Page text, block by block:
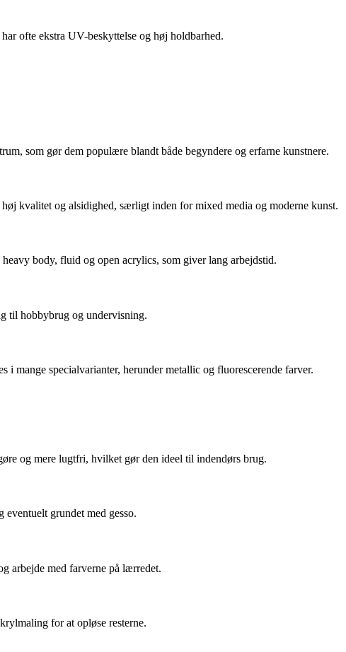
ofte ekstra UV-beskyttelse og høj holdbarhed.
som gør dem populære blandt både begyndere og erfarne kunstnere.
kvalitet og alsidighed, særligt inden for mixed media og moderne kunst.
body, fluid og open acrylics, som giver lang arbejdstid.
til hobbybrug og undervisning.
mange specialvarianter, herunder metallic og fluorescerende farver.
og mere lugtfri, hvilket gør den ideel til indendørs brug.
grundet med gesso.
arbejde med farverne på lærredet.
for at opløse resterne.